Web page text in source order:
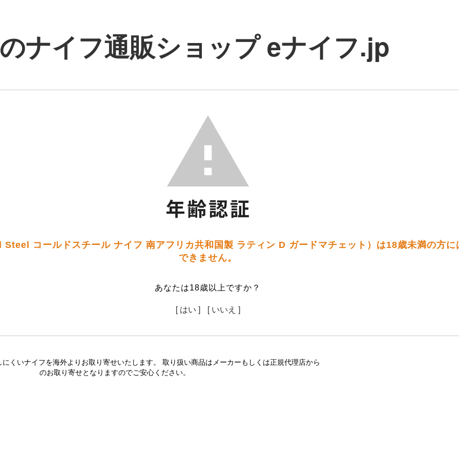
ナイフ通販ショップ eナイフ.jp
コールドスチール ナイフ 南アフリカ共和国製 ラティン D ガードマチェット）は18歳未満の方に
できません。
あなたは18歳以上ですか？
[ はい ] [ いいえ ]
くいナイフを海外よりお取り寄せいたします。 取り扱い商品はメーカーもしくは正規代理店から
のお取り寄せとなりますのでご安心ください。